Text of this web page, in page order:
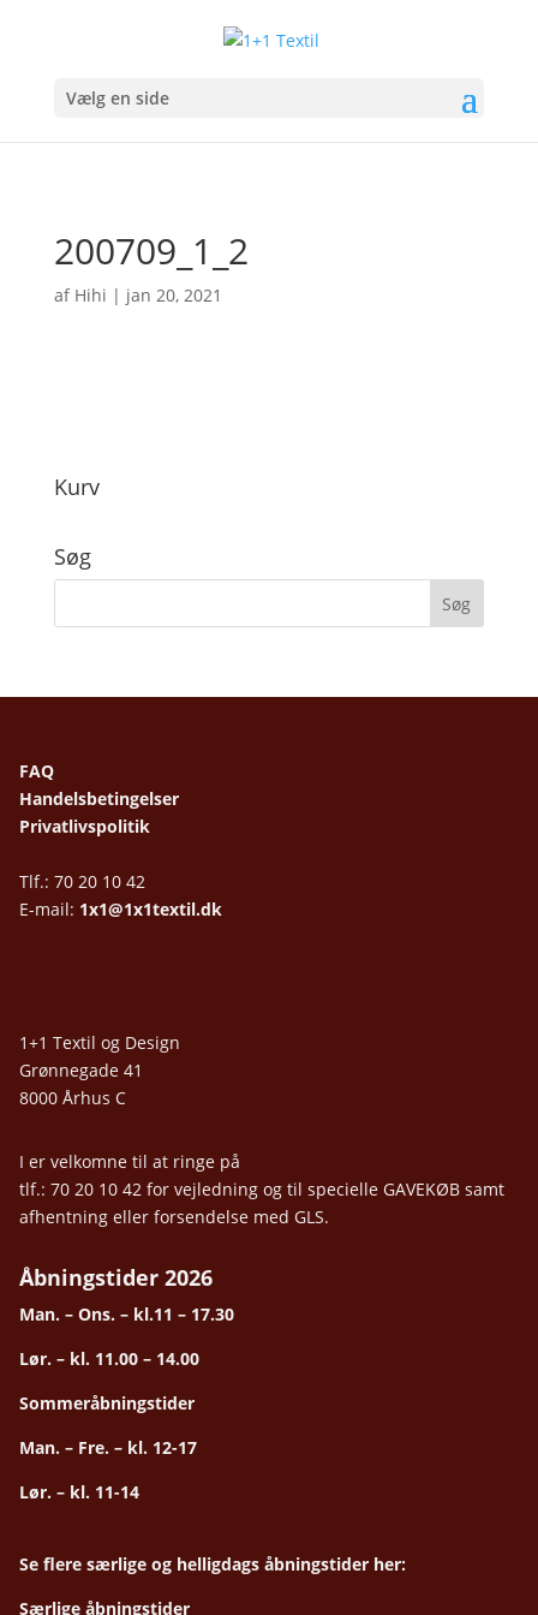
Vælg en side
200709_1_2
af Hihi | jan 20, 2021
Kurv
Søg
FAQ
Handelsbetingelser
Privatlivspolitik
Tlf.: 70 20 10 42
E-mail: 1x1@1x1textil.dk
1+1 Textil og Design
Grønnegade 41
8000 Århus C
I er velkomne til at ringe på
tlf.: 70 20 10 42 for vejledning og til specielle GAVEKØB samt
afhentning eller forsendelse med GLS.
Åbningstider 2026
Man. – Ons. – kl.11 – 17.30
Lør. – kl. 11.00 – 14.00
Sommeråbningstider
Man. – Fre. – kl. 12-17
Lør. – kl. 11-14
Se flere særlige og helligdags åbningstider her:
Særlige åbningstider